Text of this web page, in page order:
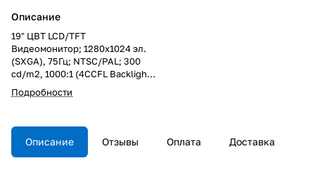
Описание
19" ЦВТ LCD/TFT
Видеомонитор; 1280x1024 эл.
(SXGA), 75Гц; NTSC/PAL; 300
cd/m2, 1000:1 (4CCFL Backlight
Type), 5:4, время отклика 5мс;
BNC вход/выход, S-VHS вход/
вход/выход (RCA, стерео), PC
аудио вход, встроенные
динамики; 100-240В
Подробности
Описание Отзывы Оплата Доставка